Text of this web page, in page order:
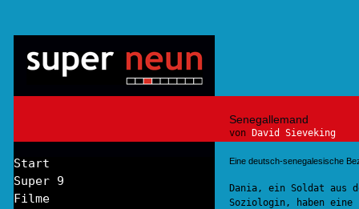
Start
Super 9
Filme
Senegallemand
von David Sieveking
Eine deutsch-senegalesische
Dania, ein Soldat aus
Soziologin, haben eine